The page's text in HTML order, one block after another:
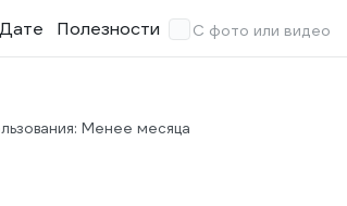
Дате Полезности С фото или видео
Менее месяца